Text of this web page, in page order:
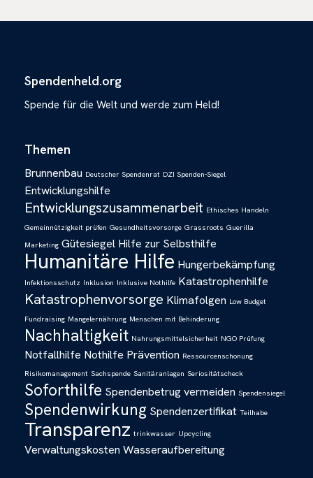
Spendenheld.org
Spende für die Welt und werde zum Held!
Themen
Brunnenbau Deutscher Spendenrat DZI Spenden-Siegel
Entwicklungshilfe
Entwicklungszusammenarbeit Ethisches Handeln
Gemeinnützigkeit prüfen Gesundheitsvorsorge Grassroots Guerilla
Marketing Gütesiegel Hilfe zur Selbsthilfe
Humanitäre Hilfe Hungerbekämpfung
Infektionsschutz Inklusion Inklusive Nothilfe Katastrophenhilfe
Katastrophenvorsorge Klimafolgen Low Budget
Fundraising Mangelernährung Menschen mit Behinderung
Nachhaltigkeit Nahrungsmittelsicherheit NGO Prüfung
Notfallhilfe Nothilfe Prävention Ressourcenschonung
Risikomanagement Sachspende Sanitäranlagen Seriositätscheck
Soforthilfe Spendenbetrug vermeiden Spendensiegel
Spendenwirkung Spendenzertifikat Teilhabe
Transparenz trinkwasser Upcycling
Verwaltungskosten Wasseraufbereitung